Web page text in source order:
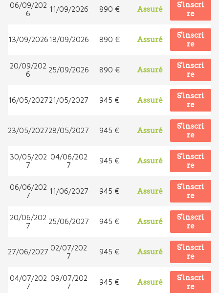
06/09/202
6
11/09/2026 890 € Assuré
S'inscri
re
13/09/2026 18/09/2026 890 € Assuré
S'inscri
re
20/09/202
6
25/09/2026 890 € Assuré
S'inscri
re
16/05/202721/05/2027 945 € Assuré
S'inscri
re
23/05/202728/05/2027 945 € Assuré
S'inscri
re
30/05/202
7
04/06/202
7
945 € Assuré
S'inscri
re
06/06/202
7
11/06/2027 945 € Assuré
S'inscri
re
20/06/202
7
25/06/2027 945 € Assuré
S'inscri
re
27/06/2027 02/07/202
7
945 € Assuré
S'inscri
re
04/07/202
7
09/07/202
7
945 € Assuré
S'inscri
re